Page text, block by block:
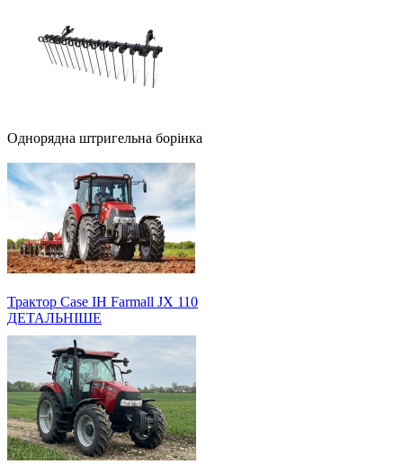
Однорядна штригельна борінка
Трактор Case IH Farmall JX 110
ДЕТАЛЬНІШЕ